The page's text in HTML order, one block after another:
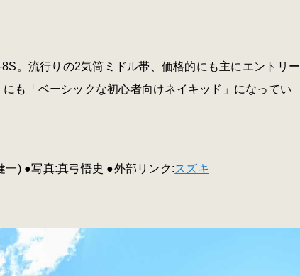
。流行りの2気筒ミドル帯、価格的にも主にエントリー
も「ベーシックな初心者向けネイキッド」になってい
一) ●写真:真弓悟史 ●外部リンク:スズキ